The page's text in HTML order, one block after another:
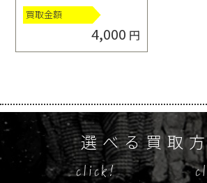
買取金額
4,000 円
選べる買取
click!